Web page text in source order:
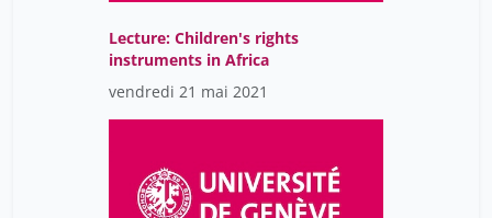
Lecture: Children's rights
instruments in Africa
vendredi 21 mai 2021